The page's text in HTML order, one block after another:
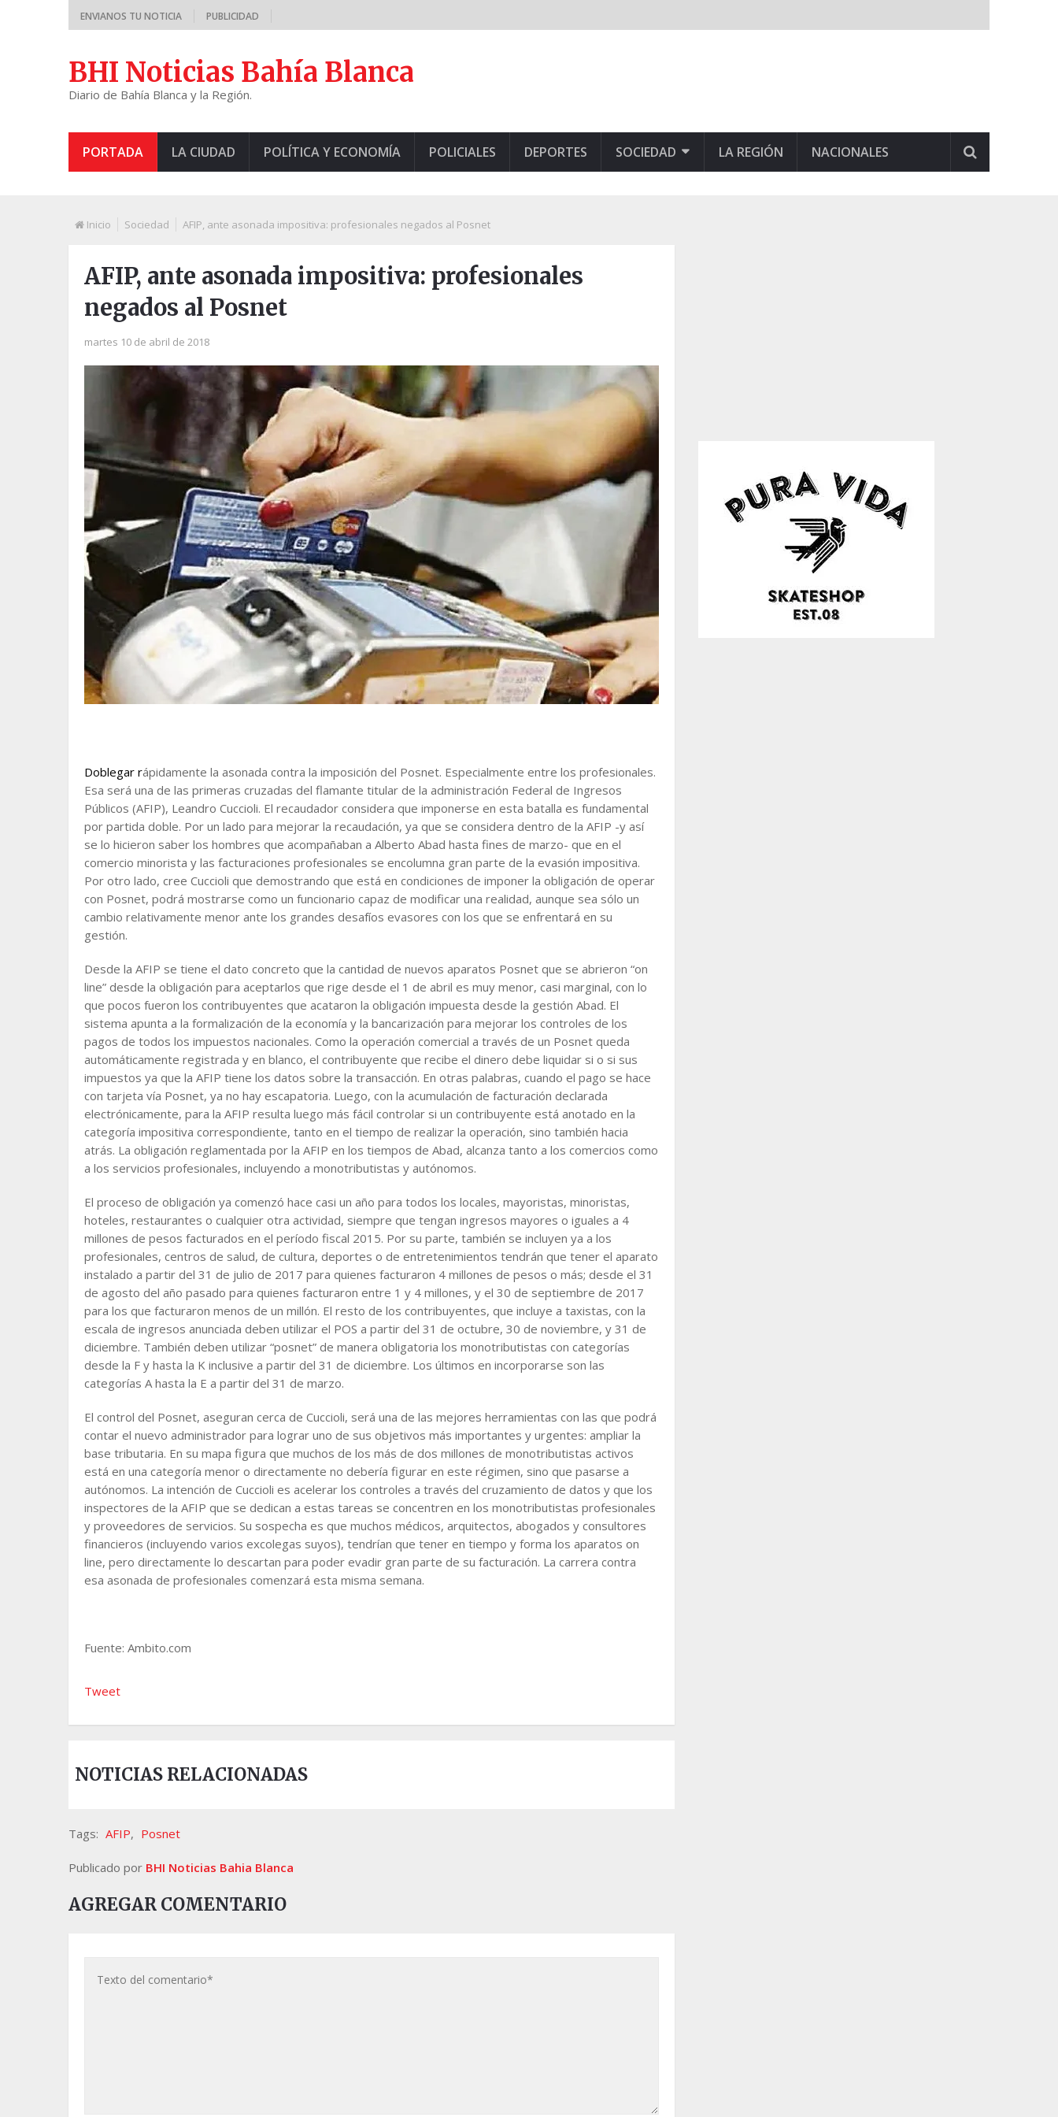
ENVIANOS TU NOTICIA PUBLICIDAD
BHI Noticias Bahía Blanca
Diario de Bahía Blanca y la Región.
PORTADA LA CIUDAD POLÍTICA Y ECONOMÍA POLICIALES DEPORTES SOCIEDAD LA REGIÓN NACIONALES
Inicio Sociedad AFIP, ante asonada impositiva: profesionales negados al Posnet
AFIP, ante asonada impositiva: profesionales
negados al Posnet
martes 10 de abril de 2018
Doblegar rápidamente la asonada contra la imposición del Posnet. Especialmente entre los profesionales.
Esa será una de las primeras cruzadas del flamante titular de la administración Federal de Ingresos
Públicos (AFIP), Leandro Cuccioli. El recaudador considera que imponerse en esta batalla es fundamental
por partida doble. Por un lado para mejorar la recaudación, ya que se considera dentro de la AFIP -y así
se lo hicieron saber los hombres que acompañaban a Alberto Abad hasta fines de marzo- que en el
comercio minorista y las facturaciones profesionales se encolumna gran parte de la evasión impositiva.
Por otro lado, cree Cuccioli que demostrando que está en condiciones de imponer la obligación de operar
con Posnet, podrá mostrarse como un funcionario capaz de modificar una realidad, aunque sea sólo un
cambio relativamente menor ante los grandes desafíos evasores con los que se enfrentará en su
gestión.
Desde la AFIP se tiene el dato concreto que la cantidad de nuevos aparatos Posnet que se abrieron “on
line” desde la obligación para aceptarlos que rige desde el 1 de abril es muy menor, casi marginal, con lo
que pocos fueron los contribuyentes que acataron la obligación impuesta desde la gestión Abad. El
sistema apunta a la formalización de la economía y la bancarización para mejorar los controles de los
pagos de todos los impuestos nacionales. Como la operación comercial a través de un Posnet queda
automáticamente registrada y en blanco, el contribuyente que recibe el dinero debe liquidar si o si sus
impuestos ya que la AFIP tiene los datos sobre la transacción. En otras palabras, cuando el pago se hace
con tarjeta vía Posnet, ya no hay escapatoria. Luego, con la acumulación de facturación declarada
electrónicamente, para la AFIP resulta luego más fácil controlar si un contribuyente está anotado en la
categoría impositiva correspondiente, tanto en el tiempo de realizar la operación, sino también hacia
atrás. La obligación reglamentada por la AFIP en los tiempos de Abad, alcanza tanto a los comercios como
a los servicios profesionales, incluyendo a monotributistas y autónomos.
El proceso de obligación ya comenzó hace casi un año para todos los locales, mayoristas, minoristas,
hoteles, restaurantes o cualquier otra actividad, siempre que tengan ingresos mayores o iguales a 4
millones de pesos facturados en el período fiscal 2015. Por su parte, también se incluyen ya a los
profesionales, centros de salud, de cultura, deportes o de entretenimientos tendrán que tener el aparato
instalado a partir del 31 de julio de 2017 para quienes facturaron 4 millones de pesos o más; desde el 31
de agosto del año pasado para quienes facturaron entre 1 y 4 millones, y el 30 de septiembre de 2017
para los que facturaron menos de un millón. El resto de los contribuyentes, que incluye a taxistas, con la
escala de ingresos anunciada deben utilizar el POS a partir del 31 de octubre, 30 de noviembre, y 31 de
diciembre. También deben utilizar “posnet” de manera obligatoria los monotributistas con categorías
desde la F y hasta la K inclusive a partir del 31 de diciembre. Los últimos en incorporarse son las
categorías A hasta la E a partir del 31 de marzo.
El control del Posnet, aseguran cerca de Cuccioli, será una de las mejores herramientas con las que podrá
contar el nuevo administrador para lograr uno de sus objetivos más importantes y urgentes: ampliar la
base tributaria. En su mapa figura que muchos de los más de dos millones de monotributistas activos
está en una categoría menor o directamente no debería figurar en este régimen, sino que pasarse a
autónomos. La intención de Cuccioli es acelerar los controles a través del cruzamiento de datos y que los
inspectores de la AFIP que se dedican a estas tareas se concentren en los monotributistas profesionales
y proveedores de servicios. Su sospecha es que muchos médicos, arquitectos, abogados y consultores
financieros (incluyendo varios excolegas suyos), tendrían que tener en tiempo y forma los aparatos on
line, pero directamente lo descartan para poder evadir gran parte de su facturación. La carrera contra
esa asonada de profesionales comenzará esta misma semana.
Fuente: Ambito.com
Tweet
NOTICIAS RELACIONADAS
Tags: AFIP, Posnet
Publicado por BHI Noticias Bahia Blanca
AGREGAR COMENTARIO